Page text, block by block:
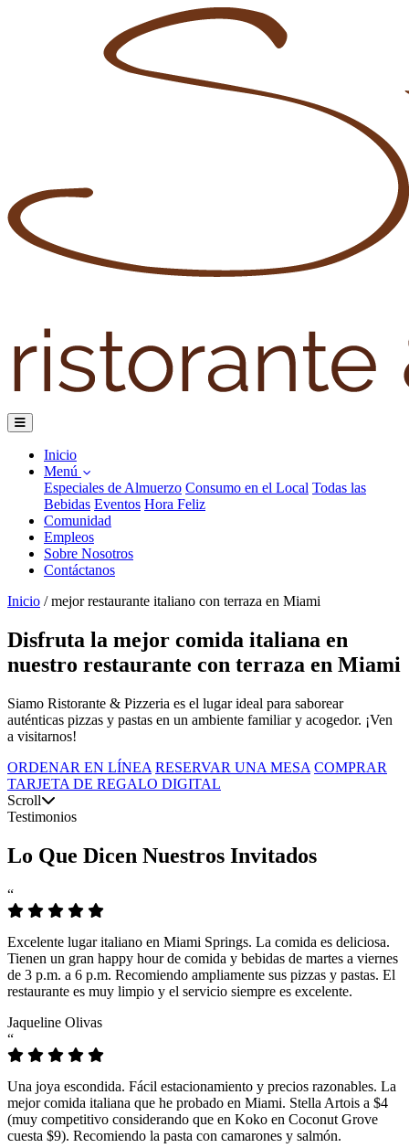
Inicio
Menú
Especiales de Almuerzo Consumo en el Local Todas las
Bebidas Eventos Hora Feliz
Comunidad
Empleos
Sobre Nosotros
Contáctanos
Inicio / mejor restaurante italiano con terraza en Miami
Disfruta la mejor comida italiana en
nuestro restaurante con terraza en Miami
Siamo Ristorante & Pizzeria es el lugar ideal para saborear
auténticas pizzas y pastas en un ambiente familiar y acogedor. ¡Ven
a visitarnos!
ORDENAR EN LÍNEA RESERVAR UNA MESA COMPRAR
TARJETA DE REGALO DIGITAL
Scroll
Testimonios
Lo Que Dicen Nuestros Invitados
“
Excelente lugar italiano en Miami Springs. La comida es deliciosa.
Tienen un gran happy hour de comida y bebidas de martes a viernes
de 3 p.m. a 6 p.m. Recomiendo ampliamente sus pizzas y pastas. El
restaurante es muy limpio y el servicio siempre es excelente.
Jaqueline Olivas
“
Una joya escondida. Fácil estacionamiento y precios razonables. La
mejor comida italiana que he probado en Miami. Stella Artois a $4
(muy competitivo considerando que en Koko en Coconut Grove
cuesta $9). Recomiendo la pasta con camarones y salmón.